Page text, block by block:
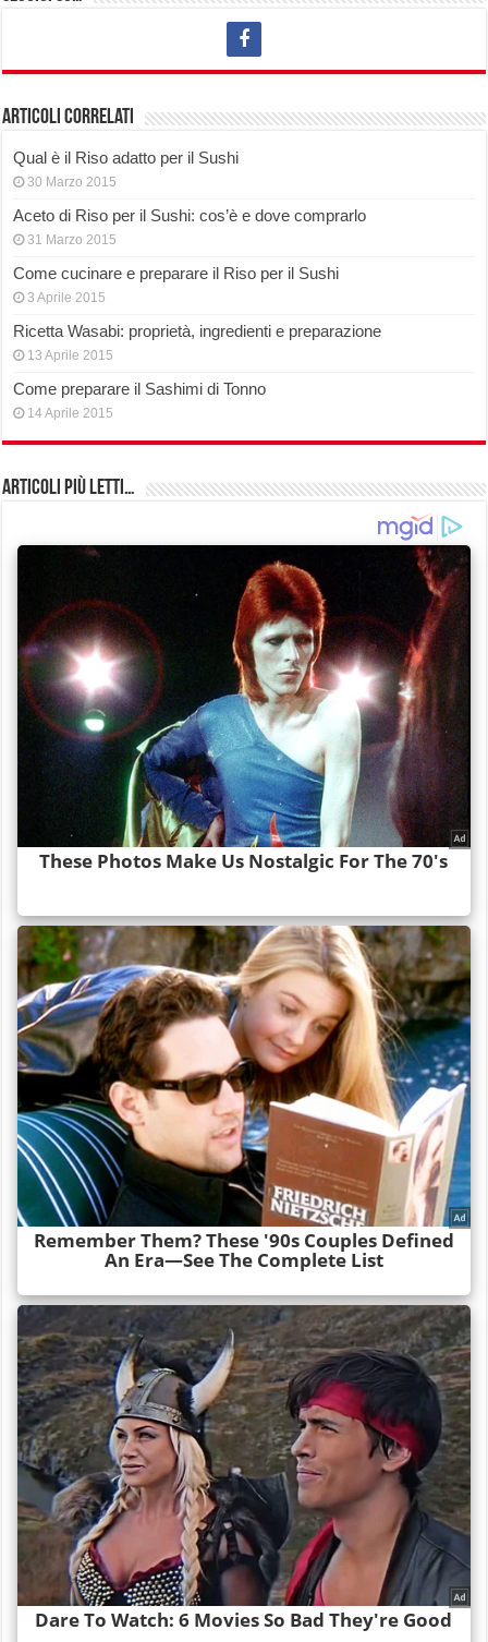
Articoli correlati
Qual è il Riso adatto per il Sushi
30 Marzo 2015
Aceto di Riso per il Sushi: cos’è e dove comprarlo
31 Marzo 2015
Come cucinare e preparare il Riso per il Sushi
3 Aprile 2015
Ricetta Wasabi: proprietà, ingredienti e preparazione
13 Aprile 2015
Come preparare il Sashimi di Tonno
14 Aprile 2015
Articoli più Letti…